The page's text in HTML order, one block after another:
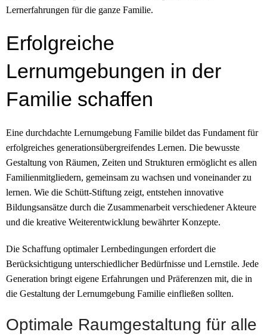
Lernerfahrungen für die ganze Familie.
Erfolgreiche
Lernumgebungen in der
Familie schaffen
Eine durchdachte Lernumgebung Familie bildet das Fundament für
erfolgreiches generationsübergreifendes Lernen. Die bewusste
Gestaltung von Räumen, Zeiten und Strukturen ermöglicht es allen
Familienmitgliedern, gemeinsam zu wachsen und voneinander zu
lernen. Wie die Schütt-Stiftung zeigt, entstehen innovative
Bildungsansätze durch die Zusammenarbeit verschiedener Akteure
und die kreative Weiterentwicklung bewährter Konzepte.
Die Schaffung optimaler Lernbedingungen erfordert die
Berücksichtigung unterschiedlicher Bedürfnisse und Lernstile. Jede
Generation bringt eigene Erfahrungen und Präferenzen mit, die in
die Gestaltung der Lernumgebung Familie einfließen sollten.
Optimale Raumgestaltung für alle